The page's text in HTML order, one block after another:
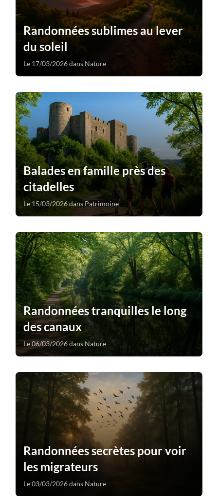
Randonnées sublimes au lever
du soleil
Le 17/03/2026 dans Nature
Balades en famille près des
citadelles
Le 15/03/2026 dans Patrimoine
Randonnées tranquilles le long
des canaux
Le 06/03/2026 dans Nature
Randonnées secrètes pour voir
les migrateurs
Le 03/03/2026 dans Nature